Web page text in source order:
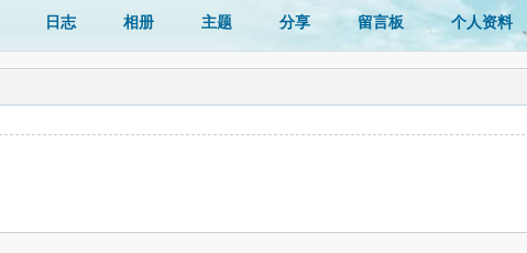
日志 相册 主题 分享 留言板 个人资料